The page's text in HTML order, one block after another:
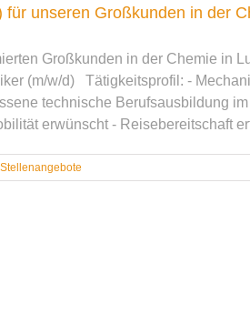
für unseren Großkunden in der
Großkunden in der Chemie in
(m/w/d) Tätigkeitsprofil: -
technische Berufsausbildung
erwünscht - Reisebereitschaft
Stellenangebote